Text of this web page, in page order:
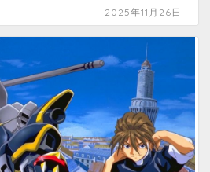
2025年11月26日